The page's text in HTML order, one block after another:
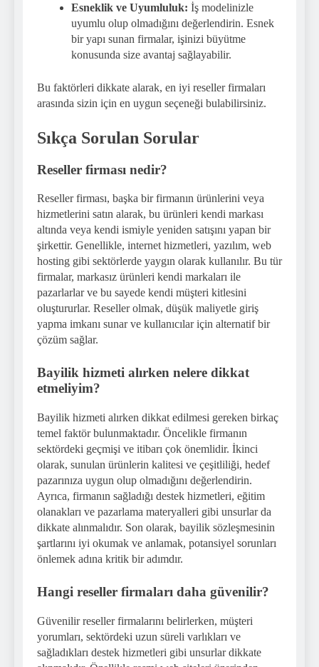
Esneklik ve Uyumluluk: İş modelinizle
uyumlu olup olmadığını değerlendirin. Esnek
bir yapı sunan firmalar, işinizi büyütme
konusunda size avantaj sağlayabilir.
Bu faktörleri dikkate alarak, en iyi reseller firmaları
arasında sizin için en uygun seçeneği bulabilirsiniz.
Sıkça Sorulan Sorular
Reseller firması nedir?
Reseller firması, başka bir firmanın ürünlerini veya
hizmetlerini satın alarak, bu ürünleri kendi markası
altında veya kendi ismiyle yeniden satışını yapan bir
şirkettir. Genellikle, internet hizmetleri, yazılım, web
hosting gibi sektörlerde yaygın olarak kullanılır. Bu tür
firmalar, markasız ürünleri kendi markaları ile
pazarlarlar ve bu sayede kendi müşteri kitlesini
oluştururlar. Reseller olmak, düşük maliyetle giriş
yapma imkanı sunar ve kullanıcılar için alternatif bir
çözüm sağlar.
Bayilik hizmeti alırken nelere dikkat
etmeliyim?
Bayilik hizmeti alırken dikkat edilmesi gereken birkaç
temel faktör bulunmaktadır. Öncelikle firmanın
sektördeki geçmişi ve itibarı çok önemlidir. İkinci
olarak, sunulan ürünlerin kalitesi ve çeşitliliği, hedef
pazarınıza uygun olup olmadığını değerlendirin.
Ayrıca, firmanın sağladığı destek hizmetleri, eğitim
olanakları ve pazarlama materyalleri gibi unsurlar da
dikkate alınmalıdır. Son olarak, bayilik sözleşmesinin
şartlarını iyi okumak ve anlamak, potansiyel sorunları
önlemek adına kritik bir adımdır.
Hangi reseller firmaları daha güvenilir?
Güvenilir reseller firmalarını belirlerken, müşteri
yorumları, sektördeki uzun süreli varlıkları ve
sağladıkları destek hizmetleri gibi unsurlar dikkate